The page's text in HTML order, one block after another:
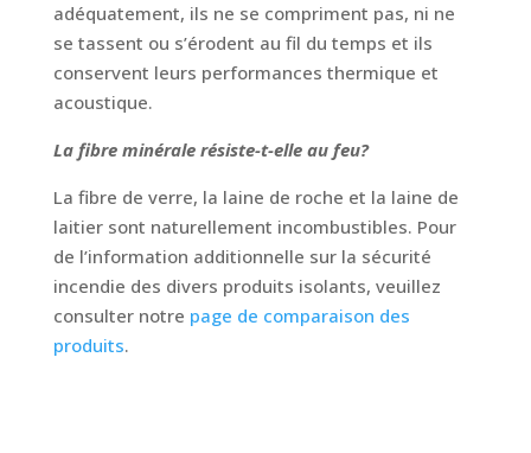
adéquatement, ils ne se compriment pas, ni ne
se tassent ou s’érodent au fil du temps et ils
conservent leurs performances thermique et
acoustique.
La fibre minérale résiste-t-elle au feu?
La fibre de verre, la laine de roche et la laine de
laitier sont naturellement incombustibles. Pour
de l’information additionnelle sur la sécurité
incendie des divers produits isolants, veuillez
consulter notre page de comparaison des
produits.